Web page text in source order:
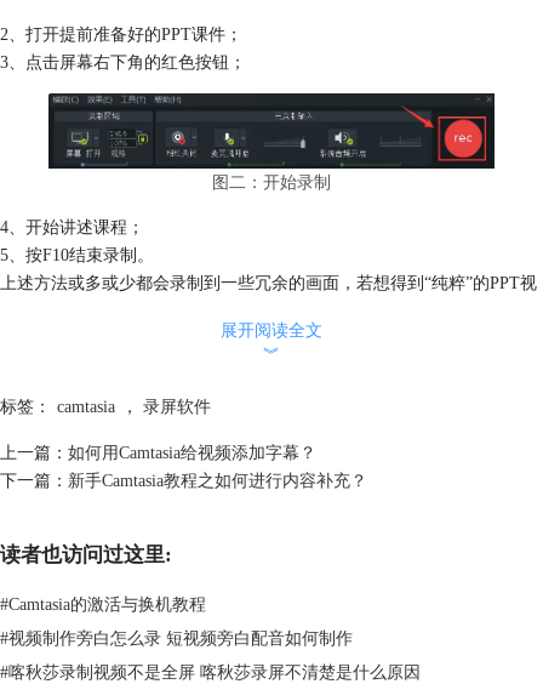
2、打开提前准备好的PPT课件；
3、点击屏幕右下角的红色按钮；
图二：开始录制
4、开始讲述课程；
5、按F10结束录制。
上述方法或多或少都会录制到一些冗余的画面，若想得到“纯粹”的PPT视
功能，可以简化微课录制流程，提高录制效率。
图三：加载项
展开阅读全文
︾
标签： camtasia ， 录屏软件
上一篇： 如何用Camtasia给视频添加字幕？
下一篇： 新手Camtasia教程之如何进行内容补充？
读者也访问过这里:
#Camtasia的激活与换机教程
#视频制作旁白怎么录 短视频旁白配音如何制作
#喀秋莎录制视频不是全屏 喀秋莎录屏不清楚是什么原因